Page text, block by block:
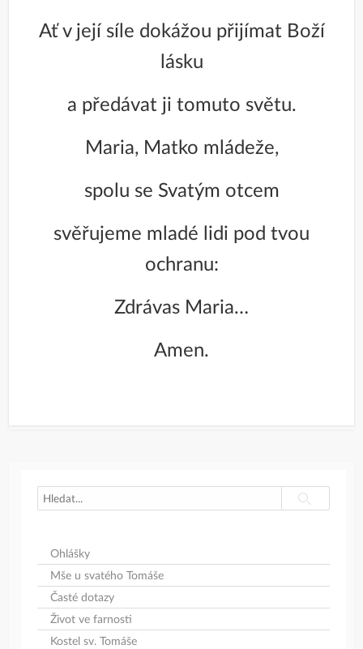
Ať v její síle dokážou přijímat Boží
lásku
a předávat ji tomuto světu.
Maria, Matko mládeže,
spolu se Svatým otcem
svěřujeme mladé lidi pod tvou
ochranu:
Zdrávas Maria…
Amen.
Search
Search
Ohlášky
Mše u svatého Tomáše
Časté dotazy
Život ve farnosti
Kostel sv. Tomáše